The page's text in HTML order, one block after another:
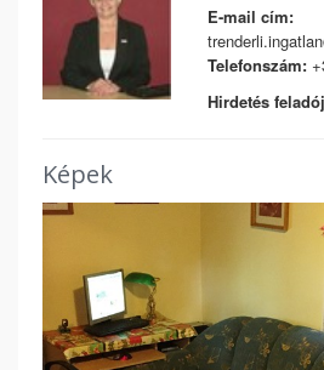
E-mail cím:
Telefonszám:
Hirdetés
Képek